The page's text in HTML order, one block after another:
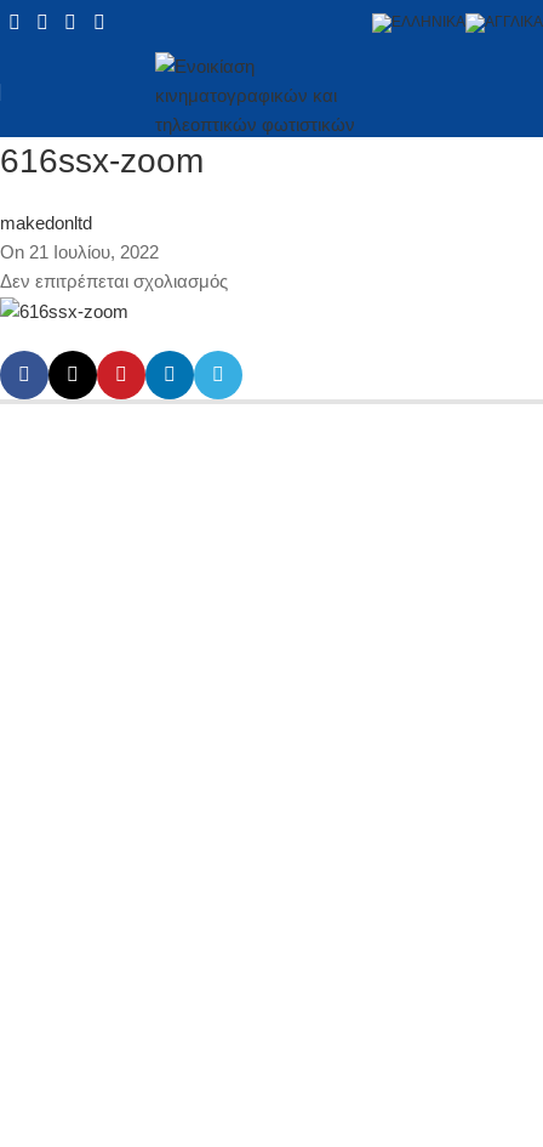
616ssx-zoom
makedonltd
On 21 Ιουλίου, 2022
Δεν επιτρέπεται σχολιασμός